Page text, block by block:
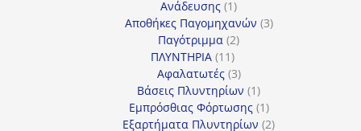
Ανάδευσης 11
προϊόν
Αποθήκες Παγομηχανών 33
Παγότριμμα 22
ΠΛΥΝΤΗΡΙΑ 1111
προϊόντα
Αφαλατωτές 33
προϊόντα
Βάσεις Πλυντηρίων 11
προϊόν
Εμπρόσθιας Φόρτωσης 11
προϊόν
Εξαρτήματα Πλυντηρίων 22